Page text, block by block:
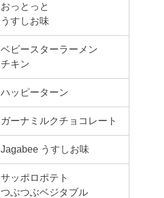
おっとっと
うすしお味
ベビースターラーメン
チキン
ハッピーターン
ガーナミルクチョコレート
Jagabee うすしお味
サッポロポテト
つぶつぶベジタブル